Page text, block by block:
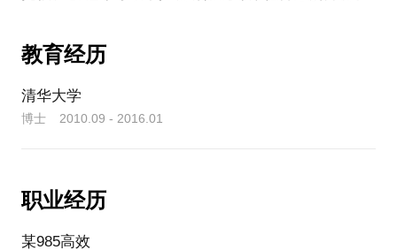
教育经历
清华大学
博士 2010.09 - 2016.01
职业经历
某985高效